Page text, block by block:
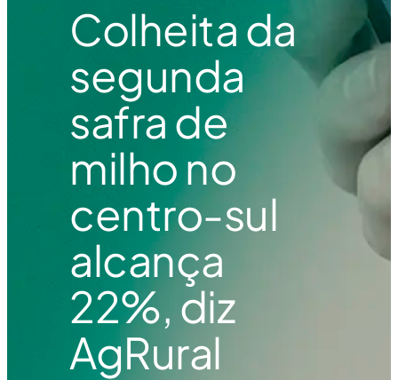
Colheita da
segunda
safra de
milho no
centro-sul
alcança
22%, diz
AgRural